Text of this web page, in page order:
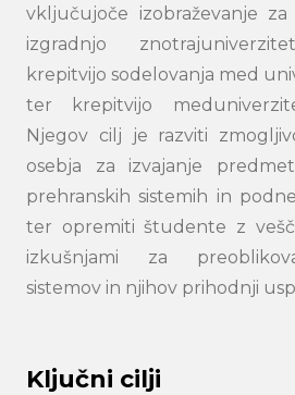
vključujoče izobraževanje
izgradnjo
krepitvijo sodelovanja med
ter krepitvijo
Njegov cilj je razviti
osebja za izvajanje
prehranskih sistemih in
ter opremiti študente z
izkušnjami za
sistemov in njihov prihodnji
Ključni cilji